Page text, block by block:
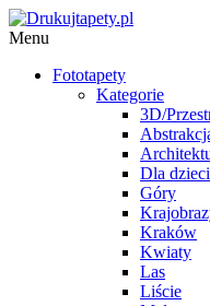
Menu
Fototapety
Kategorie
3D/
Dla dzieci
Góry
Kraków
Kwiaty
Las
Liście